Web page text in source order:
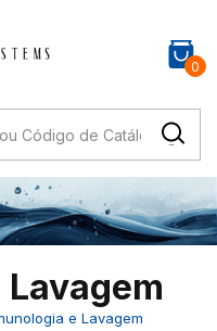
0
e Lavagem